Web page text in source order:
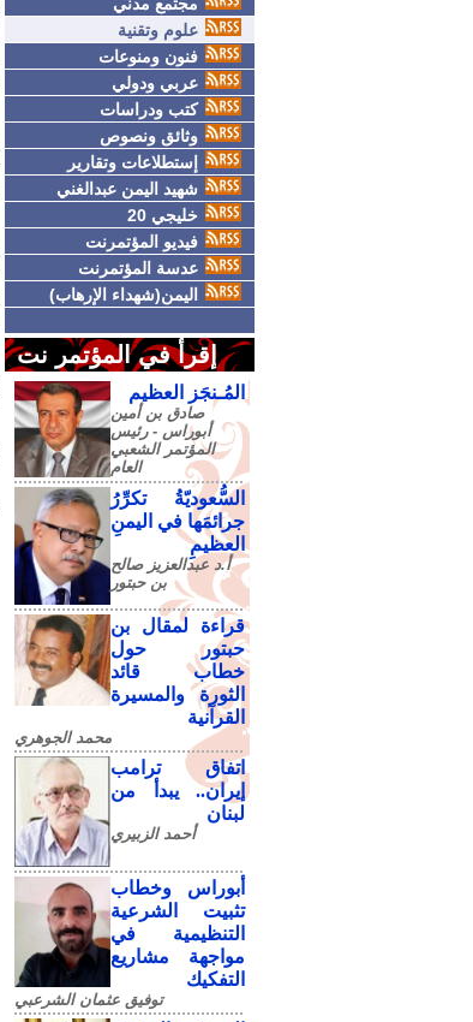
علوم وتقنية
فنون ومنوعات
عربي ودولي
كتب ودراسات
وثائق ونصوص
إستطلاعات وتقارير
شهيد اليمن عبدالغني
خليجي 20
فيديو المؤتمرنت
عدسة المؤتمرنت
اليمن(شهداء الإرهاب)
إقرأ في المؤتمر نت
المُـنجَز العظيم
صادق‮ ‬بن‮ ‬أمين‮
‬أبوراس - رئيس‮
‬المؤتمر‮ ‬الشعبي‮
‬العام
السُّعوديّةُ تكرِّرُ
جرائمَها في اليمنِ
العظيمِ
أ.د عبدالعزيز صالح
بن حبتور
قراءة لمقال بن
حبتور حول
خطاب قائد
الثورة والمسيرة
القرآنية
محمد الجوهري
اتفاق ترامب
إيران.. يبدأ من
لبنان
أحمد الزبيري
أبوراس وخطاب
تثبيت الشرعية
التنظيمية في
مواجهة مشاريع
التفكيك
توفيق عثمان الشرعبي